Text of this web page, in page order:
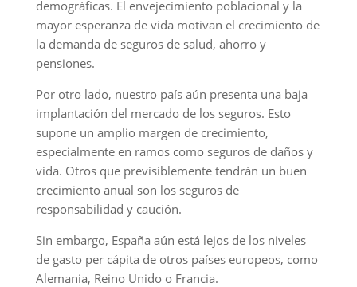
demográficas. El envejecimiento poblacional y la
mayor esperanza de vida motivan el crecimiento de
la demanda de seguros de salud, ahorro y
pensiones.
Por otro lado, nuestro país aún presenta una baja
implantación del mercado de los seguros. Esto
supone un amplio margen de crecimiento,
especialmente en ramos como seguros de daños y
vida. Otros que previsiblemente tendrán un buen
crecimiento anual son los seguros de
responsabilidad y caución.
Sin embargo, España aún está lejos de los niveles
de gasto per cápita de otros países europeos, como
Alemania, Reino Unido o Francia.